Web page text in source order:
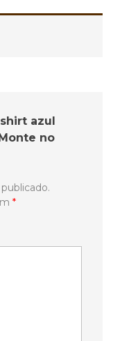
azul
no
*